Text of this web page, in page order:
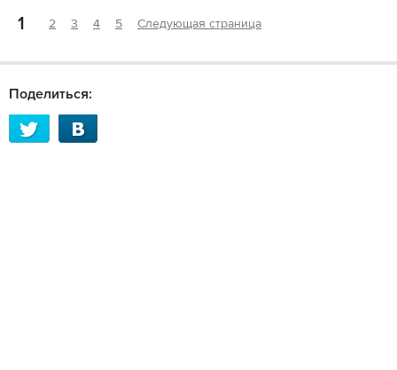
1 2 3 4 5 Следующая страница
Поделиться: